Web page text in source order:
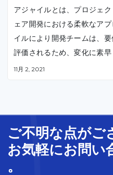
アジャイルとは、プロジェ
ェア開発における柔軟なア
イルにより開発チームは、
評価されるため、変化に素
価値を与えることができます
11月 2, 2021
ご不明な点がご
お気軽にお問い
。